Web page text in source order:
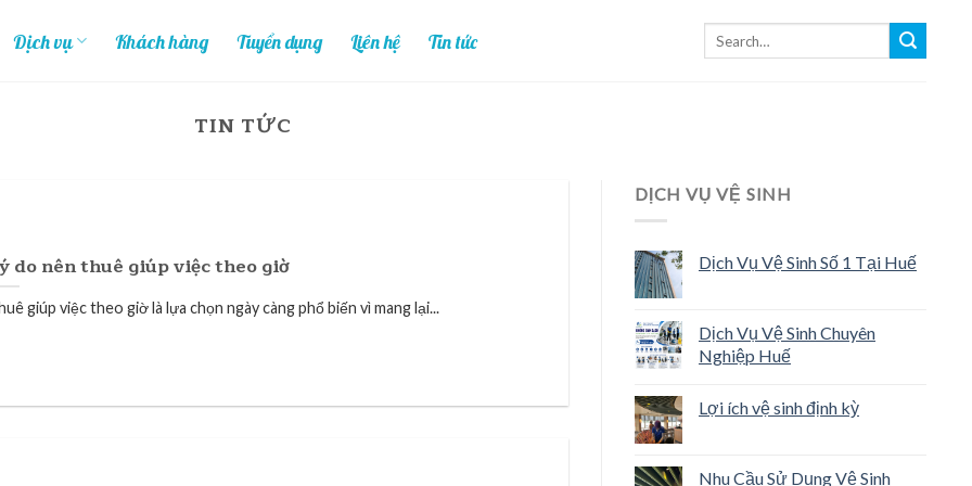
Dịch vụ Khách hàng Tuyển dụng Liên hệ Tin tức
TIN TỨC
do nên thuê giúp việc theo giờ
giúp việc theo giờ là lựa chọn ngày càng phổ biến vì mang lại...
DỊCH VỤ VỆ SINH
Dịch Vụ Vệ Sinh Số 1 Tại Huế
Dịch Vụ Vệ Sinh Chuyên
Nghiệp Huế
Lợi ích vệ sinh định kỳ
Nhu Cầu Sử Dụng Vệ Sinh